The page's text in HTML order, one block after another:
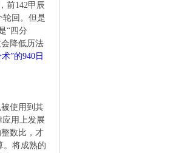
前142甲辰
轮回。但是
“四分
降低历法
”的940日
使用到其
用上发展
数比，才
。将成熟的